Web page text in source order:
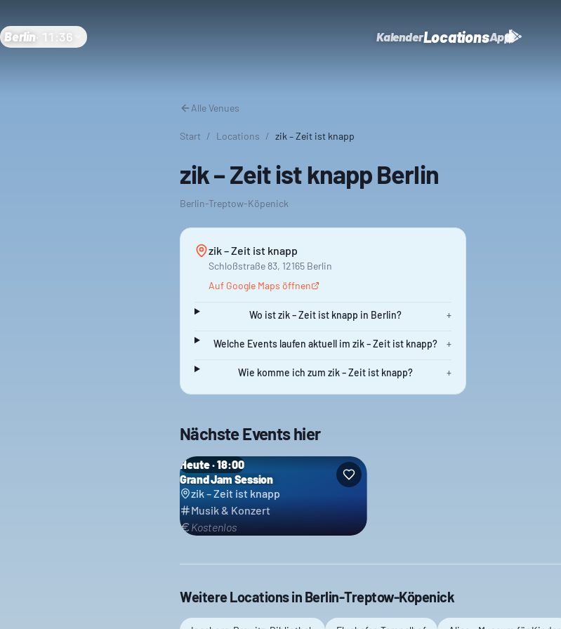
Berlin· 11:36 KalenderLocationsApp
Alle Venues
Start / Locations / zik – Zeit ist knapp
zik – Zeit ist knapp Berlin
Berlin-Treptow-Köpenick
zik – Zeit ist knapp
Schloßstraße 83, 12165 Berlin
Auf Google Maps öffnen
Wo ist zik – Zeit ist knapp in Berlin? +
Welche Events laufen aktuell im zik – Zeit ist knapp? +
Wie komme ich zum zik – Zeit ist knapp? +
Nächste Events hier
Heute · 18:00
Grand Jam Session
zik – Zeit ist knapp
Musik & Konzert
Kostenlos
Weitere Locations in Berlin-Treptow-Köpenick